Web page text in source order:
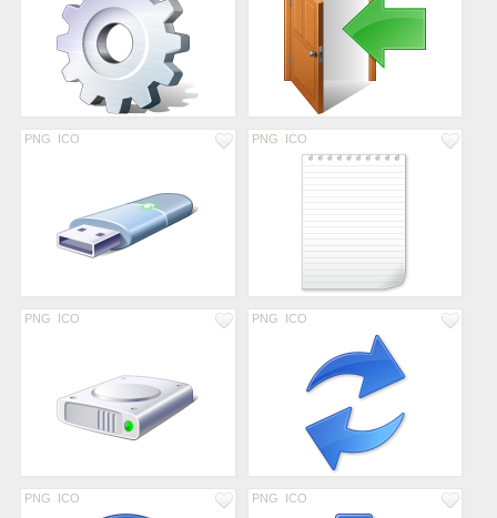
PNG ICO PNG ICO
PNG ICO PNG ICO
PNG ICO PNG ICO